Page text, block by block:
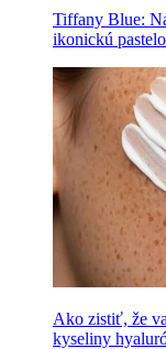
Tiffany Blue:
ikonickú
Ako zistiť, že
kyseliny